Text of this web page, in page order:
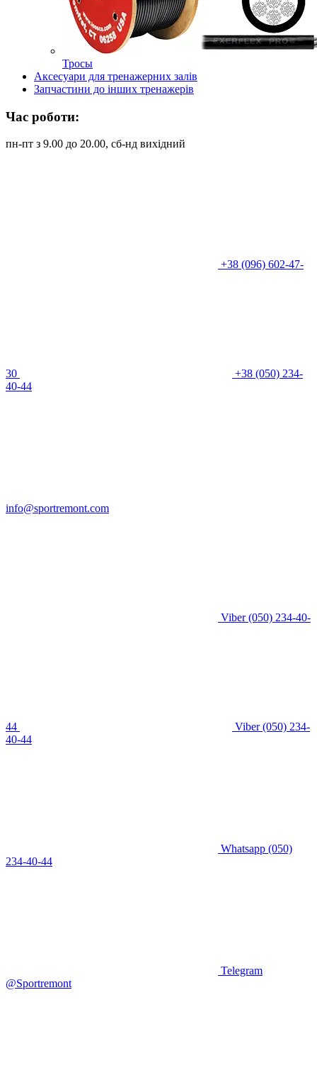
Тросы
Аксесуари для тренажерних залів
Запчастини до інших тренажерів
Час роботи:
пн-пт з 9.00 до 20.00, сб-нд вихідний
+38 (096) 602-47-
30
+38 (050) 234-
40-44
info@sportremont.com
Viber(050) 234-40-
44 Viber(050) 234-
40-44
Whatsapp (050)
234-40-44
Telegram
@Sportremont